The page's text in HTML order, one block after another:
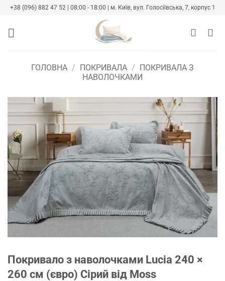
Skip
content
+38 (096) 882 47 52 | 08:00 - 18:00 | м. Київ, вул. Голосіївська, 7, корпус 1
ГОЛОВНА / ПОКРИВАЛА / ПОКРИВАЛА З
НАВОЛОЧКАМИ
Покривало з наволочками Lucia 240 ×
260 см (євро) Сірий від Moss